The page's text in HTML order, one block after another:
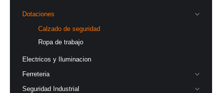
Dotaciones
Calzado de seguridad
Ropa de trabajo
Electricos y Iluminacion
Ferreteria
Seguridad Industrial